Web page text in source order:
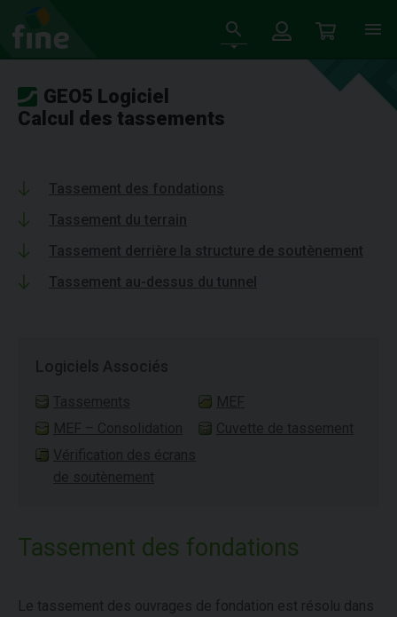
GEO5 Logiciel
Calcul des tassements
Tassement des fondations
Tassement du terrain
Tassement derrière la structure de soutènement
Tassement au-dessus du tunnel
Tassement des fondations
Le tassement des ouvrages de fondation est résolu dans